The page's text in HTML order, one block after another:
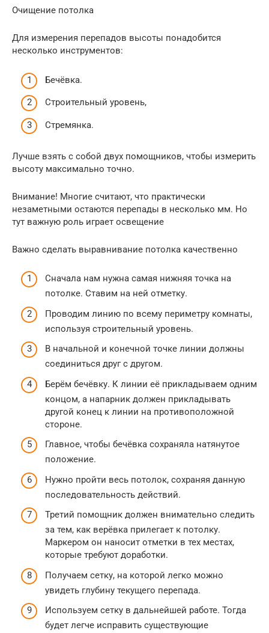
Очищение потолка
Для измерения перепадов высоты понадобится
несколько инструментов:
Бечёвка.
Строительный уровень,
Стремянка.
Лучше взять с собой двух помощников, чтобы измерить
высоту максимально точно.
Внимание! Многие считают, что практически
незаметными остаются перепады в несколько мм. Но
тут важную роль играет освещение
Важно сделать выравнивание потолка качественно
Сначала нам нужна самая нижняя точка на
потолке. Ставим на ней отметку.
Проводим линию по всему периметру комнаты,
используя строительный уровень.
В начальной и конечной точке линии должны
соединиться друг с другом.
Берём бечёвку. К линии её прикладываем одним
концом, а напарник должен прикладывать
другой конец к линии на противоположной
стороне.
Главное, чтобы бечёвка сохраняла натянутое
положение.
Нужно пройти весь потолок, сохраняя данную
последовательность действий.
Третий помощник должен внимательно следить
за тем, как верёвка прилегает к потолку.
Маркером он наносит отметки в тех местах,
которые требуют доработки.
Получаем сетку, на которой легко можно
увидеть глубину текущего перепада.
Используем сетку в дальнейшей работе. Тогда
будет легче исправить существующие